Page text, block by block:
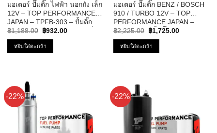
มอเตอร์ ปั๊มติ๊ก ไฟฟ้า นอกถัง เล็ก
12V – TOP PERFORMANCE
JAPAN – TPFB-303 – ปั้มติ๊ก
BOSCH ดัดแปลงใส่รถได้ทุกยี่ห้อ
฿1,188.00
Original
was:
฿1,188.00.
฿932.00Current
หยิบใส่ตะกร้า
มอเตอร์ ปั๊มติ๊ก BENZ / BOSCH
910 / TURBO 12V – TOP
PERFORMANCE JAPAN –
TPFB-302 – ปั้มติ๊ก ในถัง เบนซ์
บอส นอกถัง
฿2,225.00
Original
was:
฿2,225.00.
฿1,725.00Current
หยิบใส่ตะกร้า
-22% -22%